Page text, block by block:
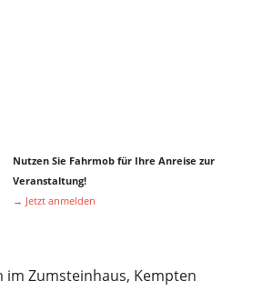
Nutzen Sie Fahrmob für Ihre Anreise zur
Veranstaltung!
→ Jetzt anmelden
im Zumsteinhaus, Kempten